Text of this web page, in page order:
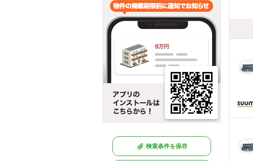
検索条件を保存